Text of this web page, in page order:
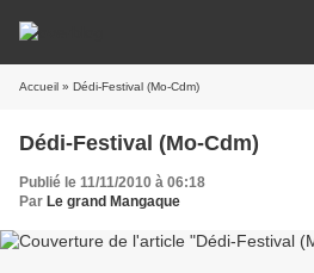
Accueil » Dédi-Festival (Mo-Cdm)
Dédi-Festival (Mo-Cdm)
Publié le 11/11/2010 à 06:18
Par Le grand Mangaque